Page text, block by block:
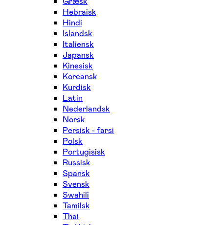
Hebraisk
Hindi
Islandsk
Italiensk
Japansk
Kinesisk
Koreansk
Kurdisk
Latin
Nederlandsk
Norsk
Persisk - farsi
Polsk
Portugisisk
Russisk
Spansk
Svensk
Swahili
Tamilsk
Thai